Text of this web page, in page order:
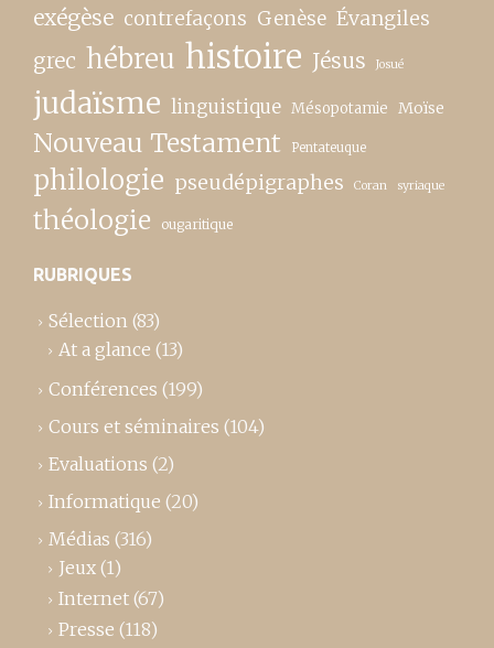
exégèse contrefaçons Genèse Évangiles
grec hébreu histoire Jésus Josué
judaïsme linguistique Mésopotamie Moïse
Nouveau Testament Pentateuque
philologie pseudépigraphes Coran syriaque
théologie ougaritique
RUBRIQUES
Sélection (83)
At a glance (13)
Conférences (199)
Cours et séminaires (104)
Evaluations (2)
Informatique (20)
Médias (316)
Jeux (1)
Internet (67)
Presse (118)